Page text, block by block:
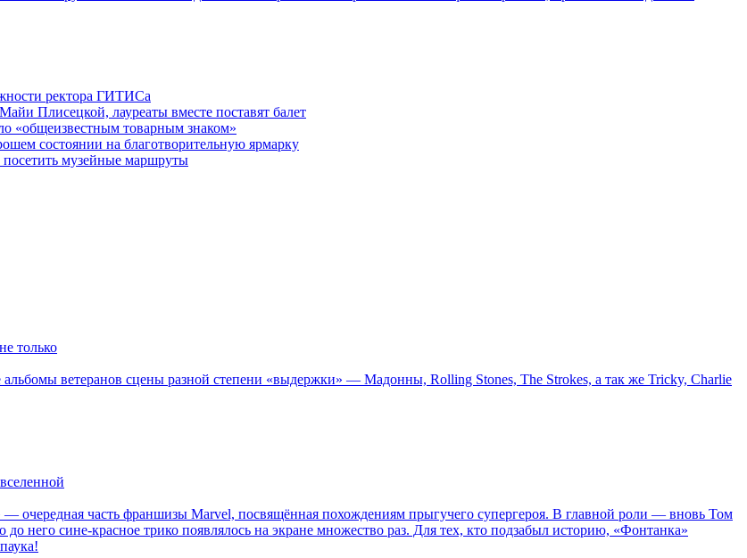
ректора ГИТИСа
Плисецкой, лауреаты вместе поставят балет
«общеизвестным товарным знаком»
состоянии на благотворительную ярмарку
посетить музейные маршруты
только
ветеранов сцены разной степени «выдержки» — Мадонны, Rolling Stones, The Strokes, а так же Tricky, Charlie
очередная часть франшизы Marvel, посвящённая похождениям прыгучего супергероя. В главной роли — вновь Том
него сине-красное трико появлялось на экране множество раз. Для тех, кто подзабыл историю, «Фонтанка»